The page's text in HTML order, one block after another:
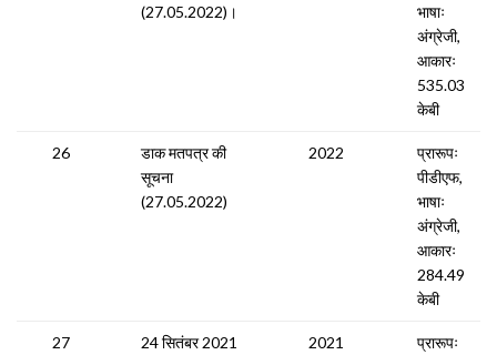
(27.05.2022)।
भाषाः
अंग्रेजी,
आकारः
535.03
केबी
26
डाक मतपत्र की
सूचना
(27.05.2022)
2022
प्रारूपः
पीडीएफ,
भाषाः
अंग्रेजी,
आकारः
284.49
केबी
27
24 सितंबर 2021
2021
प्रारूपः